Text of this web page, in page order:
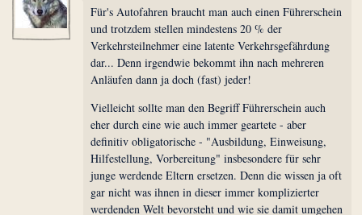
Für's Autofahren braucht man auch einen Führerschein
und trotzdem stellen mindestens 20 % der
Verkehrsteilnehmer eine latente Verkehrsgefährdung
dar... Denn irgendwie bekommt ihn nach mehreren
Anläufen dann ja doch (fast) jeder!
Vielleicht sollte man den Begriff Führerschein auch
eher durch eine wie auch immer geartete - aber
definitiv obligatorische - "Ausbildung, Einweisung,
Hilfestellung, Vorbereitung" insbesondere für sehr
junge werdende Eltern ersetzen. Denn die wissen ja oft
gar nicht was ihnen in dieser immer komplizierter
werdenden Welt bevorsteht und wie sie damit umgehen